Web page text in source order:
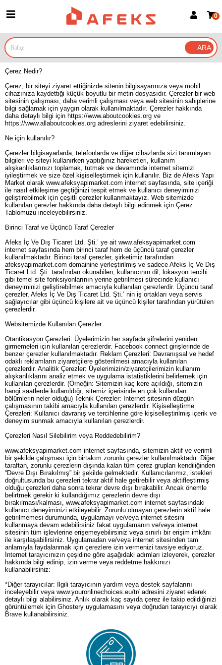
Google İle Bağlan
0
Çerez Nedir?
Çerez, bir siteyi ziyaret ettiğinizde sitenin bilgisayarınıza veya mobil
cihazınıza kaydettiği küçük boyutlu bir metin dosyasıdır. Çerezler bir web
sitesinin çalışması, daha verimli çalışması veya web sitesinin sahiplerine
bilgi sağlamak için yaygın olarak kullanılmaktadır. Çerezler hakkında
daha detaylı bilgi için https://www.aboutcookies.org ve
https://www.allaboutcookies.org adreslerini ziyaret edebilirsiniz.
Ne için kullanılır?
Çerezler bilgisayarlarda, telefonlarda ve diğer cihazlarda sizi tanımlayan
bilgileri ve siteyi kullanırken yaptığınız hareketleri, kullanım
alışkanlıklarınızı toplamak, tutmak ve devamında internet sitemizi
iyileştirmek ve size özel kişiselleştirmek için kullanılır. Biz de Afeks Yapı
Market olarak www.afeksyapimarket.com internet sayfasında, site içeriği
ile nasıl etkileşime geçtiğinizi tespit etmek ve kullanıcı deneyiminizi
geliştirebilmek için çeşitli çerezler kullanmaktayız. Web sitemizde
kullanılan çerezler hakkında daha detaylı bilgi edinmek için Çerez
Tablomuzu inceleyebilirsiniz.
Birinci Taraf ve Üçüncü Taraf Çerezler
Afeks İç Ve Dış Ticaret Ltd. Şti.’ ye ait www.afeksyapimarket.com
internet sayfasında hem birinci taraf hem de üçüncü taraf çerezler
kullanılmaktadır. Birinci taraf çerezler, şirketimiz tarafından
afeksyapimarket.com domainine yerleştirilmiş ve sadece Afeks İç Ve Dış
Ticaret Ltd. Şti. tarafından okunabilen; kullanıcının dil, lokasyon tercihi
gibi temel site fonksiyonlarının yerine getirilmesi sürecinde kullanıcı
deneyiminizi geliştirebilmek amacıyla kullanılan çerezlerdir. Üçüncü taraf
çerezler, Afeks İç Ve Dış Ticaret Ltd. Şti.’ nin iş ortakları veya servis
sağlayıcılar gibi üçüncü kişilere ait ve üçüncü kişiler tarafından yürütülen
çerezlerdir.
Websitemizde Kullanılan Çerezler
Otantikasyon Çerezleri: Üyelerimizin her sayfada şifrelerini yeniden
girmemeleri için kullanılan çerezlerdir. Facebook connect girişlerinde de
benzer çerezler kullanılmaktadır. Reklam Çerezleri: Davranışsal ve hedef
odaklı reklamların ziyaretçilere gösterilmesi amacıyla kullanılan
çerezlerdir. Analitik Çerezler: Üyelerimizin/ziyaretçilerimizin kullanım
alışkanlıklarını analiz etmek ve uygulama istatistiklerini belirlemek için
kullanılan çerezlerdir. (Örneğin: Sitemizin kaç kere açıldığı, sitemizin
hangi saatlerde kullanıldığı, sitemiz içerisinde en çok kullanılan
bölümlerin neler olduğu) Teknik Çerezler: İnternet sitesinin düzgün
çalışmasının takibi amacıyla kullanılan çerezlerdir. Kişiselleştirme
Çerezleri: Kullanıcı davranış ve tercihlerine göre kişiselleştirilmiş içerik ve
deneyim sunmak amacıyla kullanılan çerezlerdir.
Çerezleri Nasıl Silebilirim veya Reddedebilirim?
www.afeksyapimarket.com internet sayfasında, sitemizin aktif ve verimli
bir şekilde çalışması için birtakım zorunlu çerezler kullanılmaktadır. Diğer
taraftan, zorunlu çerezlerin dışında kalan tüm çerez grupları kendiliğinden
“Devre Dışı Bırakılmış” bir şekilde gelmektedir. Kullanıcılarımız, istekleri
doğrultusunda bu çerezleri tekrar aktif hale getirebilir veya aktifleştirmiş
olduğu çerezleri daha sonra tekrar devre dışı bırakabilir. Ancak önemle
belirtmek gerekir ki kullandığımız çerezlerin devre dışı
bırakılması/kalması, www.afeksyapimarket.com internet sayfasındaki
kullanıcı deneyiminizi etkileyebilir. Zorunlu olmayan çerezlerin aktif hale
getirilmemesi durumunda, uygulamayı ve/veya internet sitesini
kullanmaya devam edebilirsiniz fakat uygulamanın ve/veya internet
sitesinin tüm işlevlerine erişemeyebilirsiniz veya sınırlı bir erişim imkânı
ile karşılaşabilirsiniz. Uygulamadan ve/veya internet sitesinden tam
anlamıyla faydalanmak için çerezlere izin vermenizi tavsiye ediyoruz.
İnternet tarayıcınızın çeşidine göre aşağıdaki adımları izleyerek, çerezler
hakkında bilgi edinip, izin verme veya reddetme hakkınızı
kullanabilirsiniz:
*Diğer tarayıcılar: İlgili tarayıcının yardım veya destek sayfalarını
inceleyebilir veya www.youronlinechoices.eu/tr/ adresini ziyaret ederek
detaylı bilgi alabilirsiniz. Anlık olarak kaç sayıda çerez ile takip edildiğinizi
görüntülemek için Ghostery uygulamasını veya doğrudan tarayıcıyı olarak
Brave kullanabilirsiniz.